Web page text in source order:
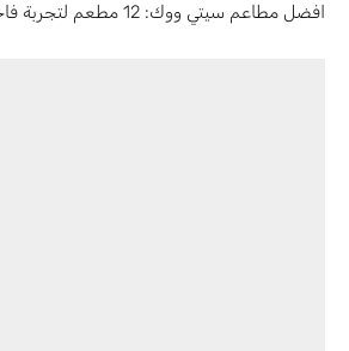
افضل مطاعم سيتي ووك: 12 مطعم لتجربة فاخرة من الأخر